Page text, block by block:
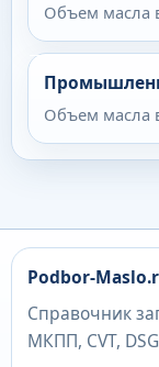
Объем масла
Объем масла
Podbor-
Справочник
МКПП, CVT,